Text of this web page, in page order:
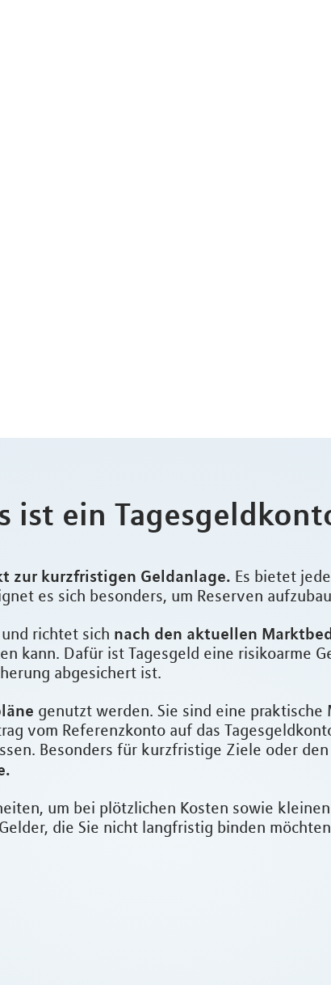
ist ein
zur kurzfristigen Geldanlage. Es bietet
es sich besonders, um Reserven
richtet sich nach den aktuellen
kann. Dafür ist Tagesgeld eine risikoarme
abgesichert ist.
genutzt werden. Sie sind eine
vom Referenzkonto auf das
Besonders für kurzfristige Ziele oder
um bei plötzlichen Kosten sowie
die Sie nicht langfristig binden